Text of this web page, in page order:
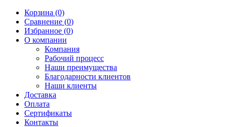
Корзина (0)
Сравнение (0)
Избранное (0)
О компании
Компания
Рабочий процесс
Наши преимущества
Благодарности клиентов
Наши клиенты
Доставка
Оплата
Сертификаты
Контакты